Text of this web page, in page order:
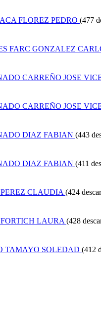
FLOREZ PEDRO (477
FARC GONZALEZ
CARREÑO JOSE
CARREÑO JOSE
DIAZ FABIAN (443
DIAZ FABIAN (411
CLAUDIA (424
LAURA (428
TAMAYO SOLEDAD (412